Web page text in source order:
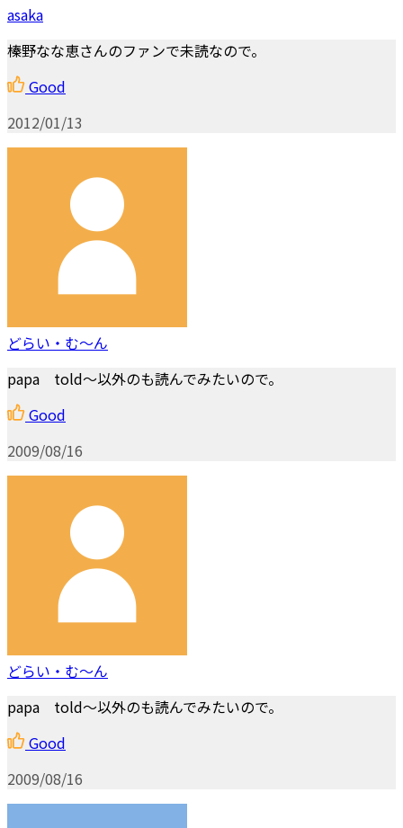
asaka
榛野なな恵さんのファンで未読なので。
Good
2012/01/13
どらい・む～ん
papa told～以外のも読んでみたいので。
Good
2009/08/16
どらい・む～ん
papa told～以外のも読んでみたいので。
Good
2009/08/16